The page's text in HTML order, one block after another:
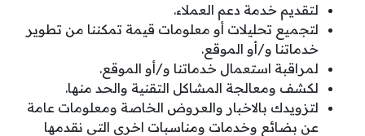
لتقديم خدمة دعم العملاء.
لتجميع تحليلات أو معلومات قيمة تمكننا من تطوير
خدماتنا و/أو الموقع.
لمراقبة استعمال خدماتنا و/أو الموقع.
لكشف ومعالجة المشاكل التقنية والحد منها.
لتزويدك بالاخبار والعروض الخاصة ومعلومات عامة
عن بضائع وخدمات ومناسبات اخرى التي نقدمها